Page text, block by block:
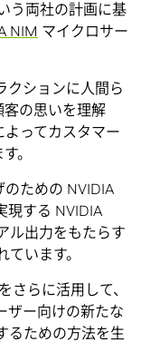
う両社の計画に基
NIM マイクロサー
クションに人間ら
客の思いを理解
ってカスタマー
。
ための NVIDIA
現する NVIDIA
ル出力をもたらす
います。
さらに活用して、
ザー向けの新たな
るための方法を生